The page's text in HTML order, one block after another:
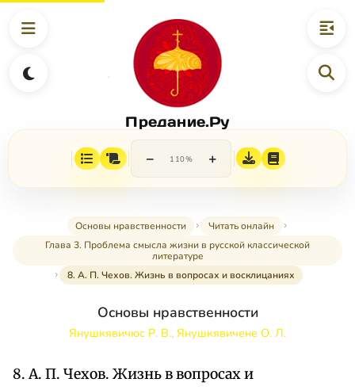
Предание.Ру
− 110% +
Основы нравственности
Читать онлайн
Глава 3. Проблема смысла жизни в русской классической
литературе
8. А. П. Чехов. Жизнь в вопросах и восклицаниях
Основы нравственности
Янушкявичюс Р. В., Янушкявичене О. Л.
8. А. П. Чехов. Жизнь в вопросах и